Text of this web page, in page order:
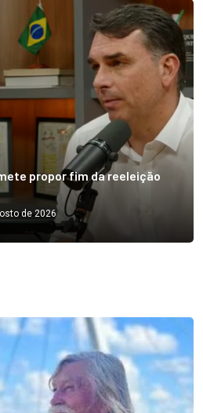
propor fim da reeleição
de 2026